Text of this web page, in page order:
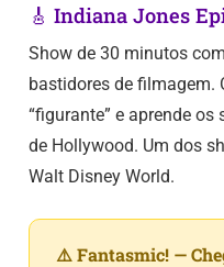
🎸 Indiana Jones
Show de 30 minutos
bastidores de filmagem.
“figurante” e aprende
de Hollywood. Um dos
Walt Disney World.
⚠️ Fantasmic! —